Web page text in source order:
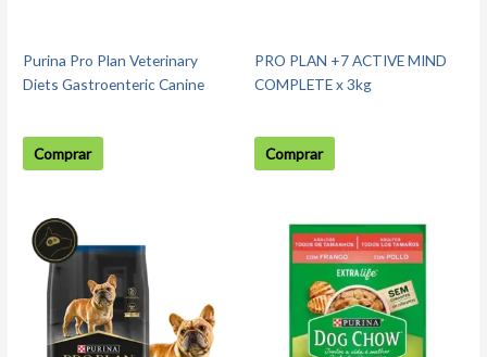
Purina Pro Plan Veterinary
Diets Gastroenteric Canine
Comprar
PRO PLAN +7 ACTIVE MIND
COMPLETE x 3kg
Comprar